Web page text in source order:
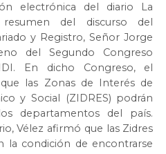
electrónica del diario La
del discurso del
y Registro, Señor Jorge
del Segundo Congreso
En dicho Congreso, el
las Zonas de Interés de
y Social (ZIDRES) podrán
departamentos del país.
Vélez afirmó que las Zidres
la condición de encontrarse